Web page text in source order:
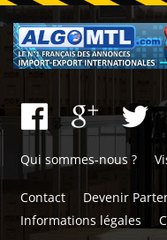
Qui sommes-nous ?
Contact Devenir
Informations légales